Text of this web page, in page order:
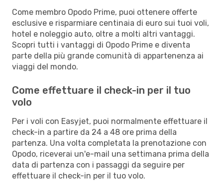
Come membro Opodo Prime, puoi ottenere offerte
esclusive e risparmiare centinaia di euro sui tuoi voli,
hotel e noleggio auto, oltre a molti altri vantaggi.
Scopri tutti i vantaggi di Opodo Prime e diventa
parte della più grande comunità di appartenenza ai
viaggi del mondo.
Come effettuare il check-in per il tuo
volo
Per i voli con Easyjet, puoi normalmente effettuare il
check-in a partire da 24 a 48 ore prima della
partenza. Una volta completata la prenotazione con
Opodo, riceverai un'e-mail una settimana prima della
data di partenza con i passaggi da seguire per
effettuare il check-in per il tuo volo.